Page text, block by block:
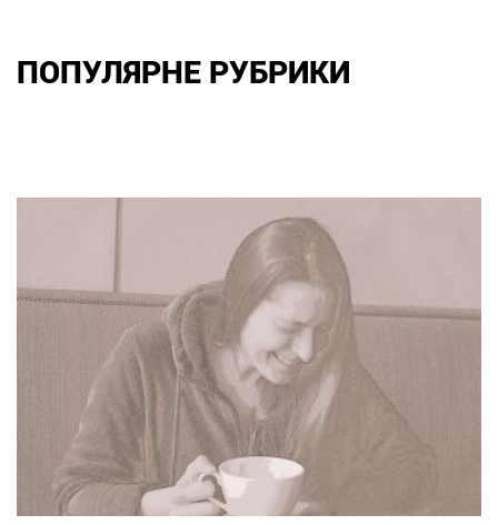
ПОПУЛЯРНЕ РУБРИКИ